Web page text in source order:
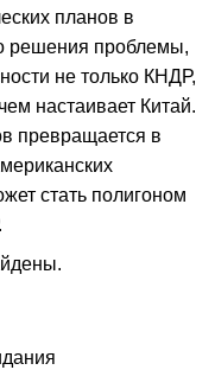
планов в
решения проблемы,
не только КНДР,
настаивает Китай.
превращается в
стать полигоном